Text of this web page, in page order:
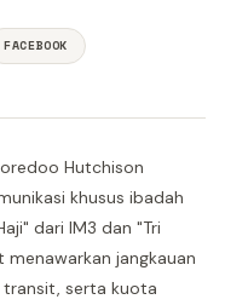
FACEBOOK
Hutchison
khusus ibadah
dari IM3 dan "Tri
menawarkan jangkauan
transit, serta kuota